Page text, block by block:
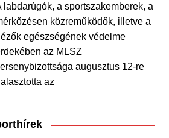
labdarúgók, a sportszakemberek, a
közreműködők, illetve a
egészségének védelme
az MLSZ
augusztus 12-re
az